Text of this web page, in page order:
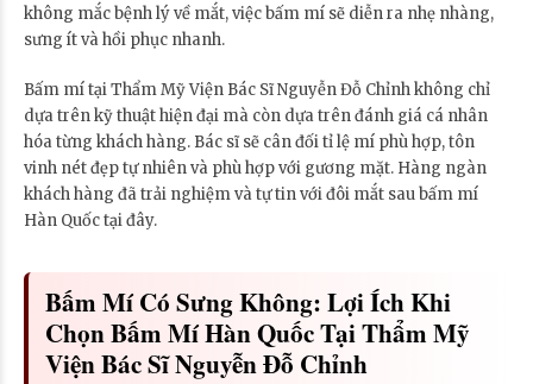
không mắc bệnh lý về mắt, việc bấm mí sẽ diễn ra nhẹ nhàng,
sưng ít và hồi phục nhanh.
Bấm mí tại Thẩm Mỹ Viện Bác Sĩ Nguyễn Đỗ Chỉnh không chỉ
dựa trên kỹ thuật hiện đại mà còn dựa trên đánh giá cá nhân
hóa từng khách hàng. Bác sĩ sẽ cân đối tỉ lệ mí phù hợp, tôn
vinh nét đẹp tự nhiên và phù hợp với gương mặt. Hàng ngàn
khách hàng đã trải nghiệm và tự tin với đôi mắt sau bấm mí
Hàn Quốc tại đây.
Bấm Mí Có Sưng Không: Lợi Ích Khi
Chọn Bấm Mí Hàn Quốc Tại Thẩm Mỹ
Viện Bác Sĩ Nguyễn Đỗ Chỉnh